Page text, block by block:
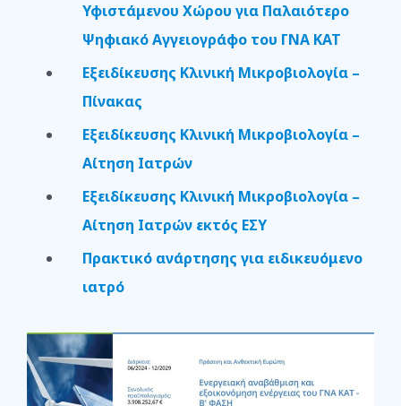
Υφιστάμενου Χώρου για Παλαιότερο
Ψηφιακό Αγγειογράφο του ΓΝΑ ΚΑΤ
Εξειδίκευσης Κλινική Μικροβιολογία –
Πίνακας
Εξειδίκευσης Κλινική Μικροβιολογία –
Αίτηση Ιατρών
Εξειδίκευσης Κλινική Μικροβιολογία –
Αίτηση Ιατρών εκτός ΕΣΥ
Πρακτικό ανάρτησης για ειδικευόμενο
ιατρό